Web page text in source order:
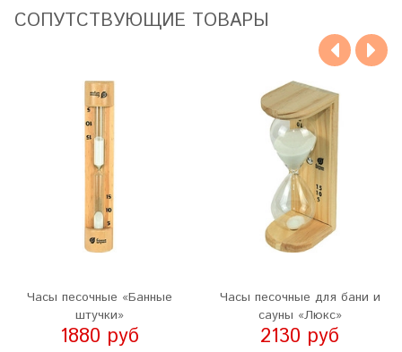
CОПУТСТВУЮЩИЕ ТОВАРЫ
Часы песочные «Банные
штучки»
1880 руб
Часы песочные для бани и
сауны «Люкс»
2130 руб